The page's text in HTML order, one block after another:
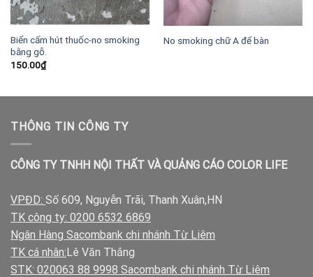
Biển cấm hút thuốc-no smoking
bằng gỗ.
150.00₫
No smoking chữ A để bàn
THÔNG TIN CÔNG TY
CÔNG TY TNHH NỘI THẤT VÀ QUẢNG CÁO COLOR LIFE
VPĐD: Số 609, Nguyễn Trãi, Thanh Xuân,HN
TK công ty: 0200 6532 6869
Ngân Hàng Sacombank chi nhánh Từ Liêm
TK cá nhân:Lê Văn Thắng
STK: 020063 88 9998 Sacombank chi nhánh Từ Liêm